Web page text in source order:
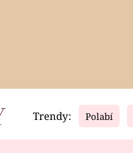
Video
Trendy: Polabí